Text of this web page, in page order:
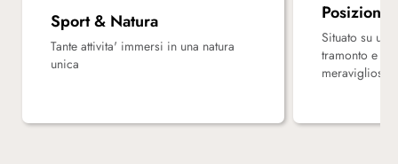
Sport & Natura
Tante attivita' immersi in una natura
unica
Posizione
Situato su un
tramonto e
meravigliose